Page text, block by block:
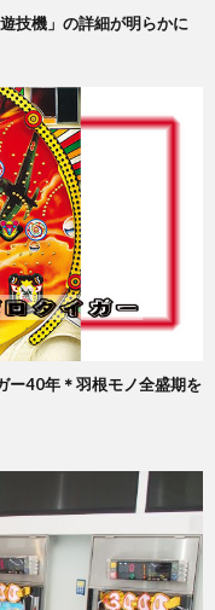
技機」の詳細が明らかに
ー40年＊羽根モノ全盛期を